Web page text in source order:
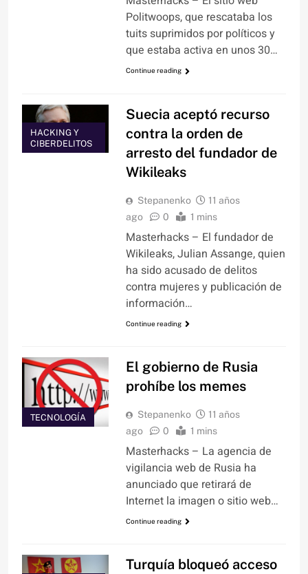
Politwoops, que rescataba los
tuits suprimidos por políticos y
que estaba activa en unos 30…
Continue reading
HACKING Y
CIBERDELITOS
Suecia aceptó recurso
contra la orden de
arresto del fundador de
Wikileaks
Stepanenko
11 años
ago
0 1 mins
Masterhacks – El fundador de
Wikileaks, Julian Assange, quien
ha sido acusado de delitos
contra mujeres y publicación de
información…
Continue reading
TECNOLOGÍA
El gobierno de Rusia
prohíbe los memes
Stepanenko
11 años
ago
0 1 mins
Masterhacks – La agencia de
vigilancia web de Rusia ha
anunciado que retirará de
Internet la imagen o sitio web…
Continue reading
Turquía bloqueó acceso